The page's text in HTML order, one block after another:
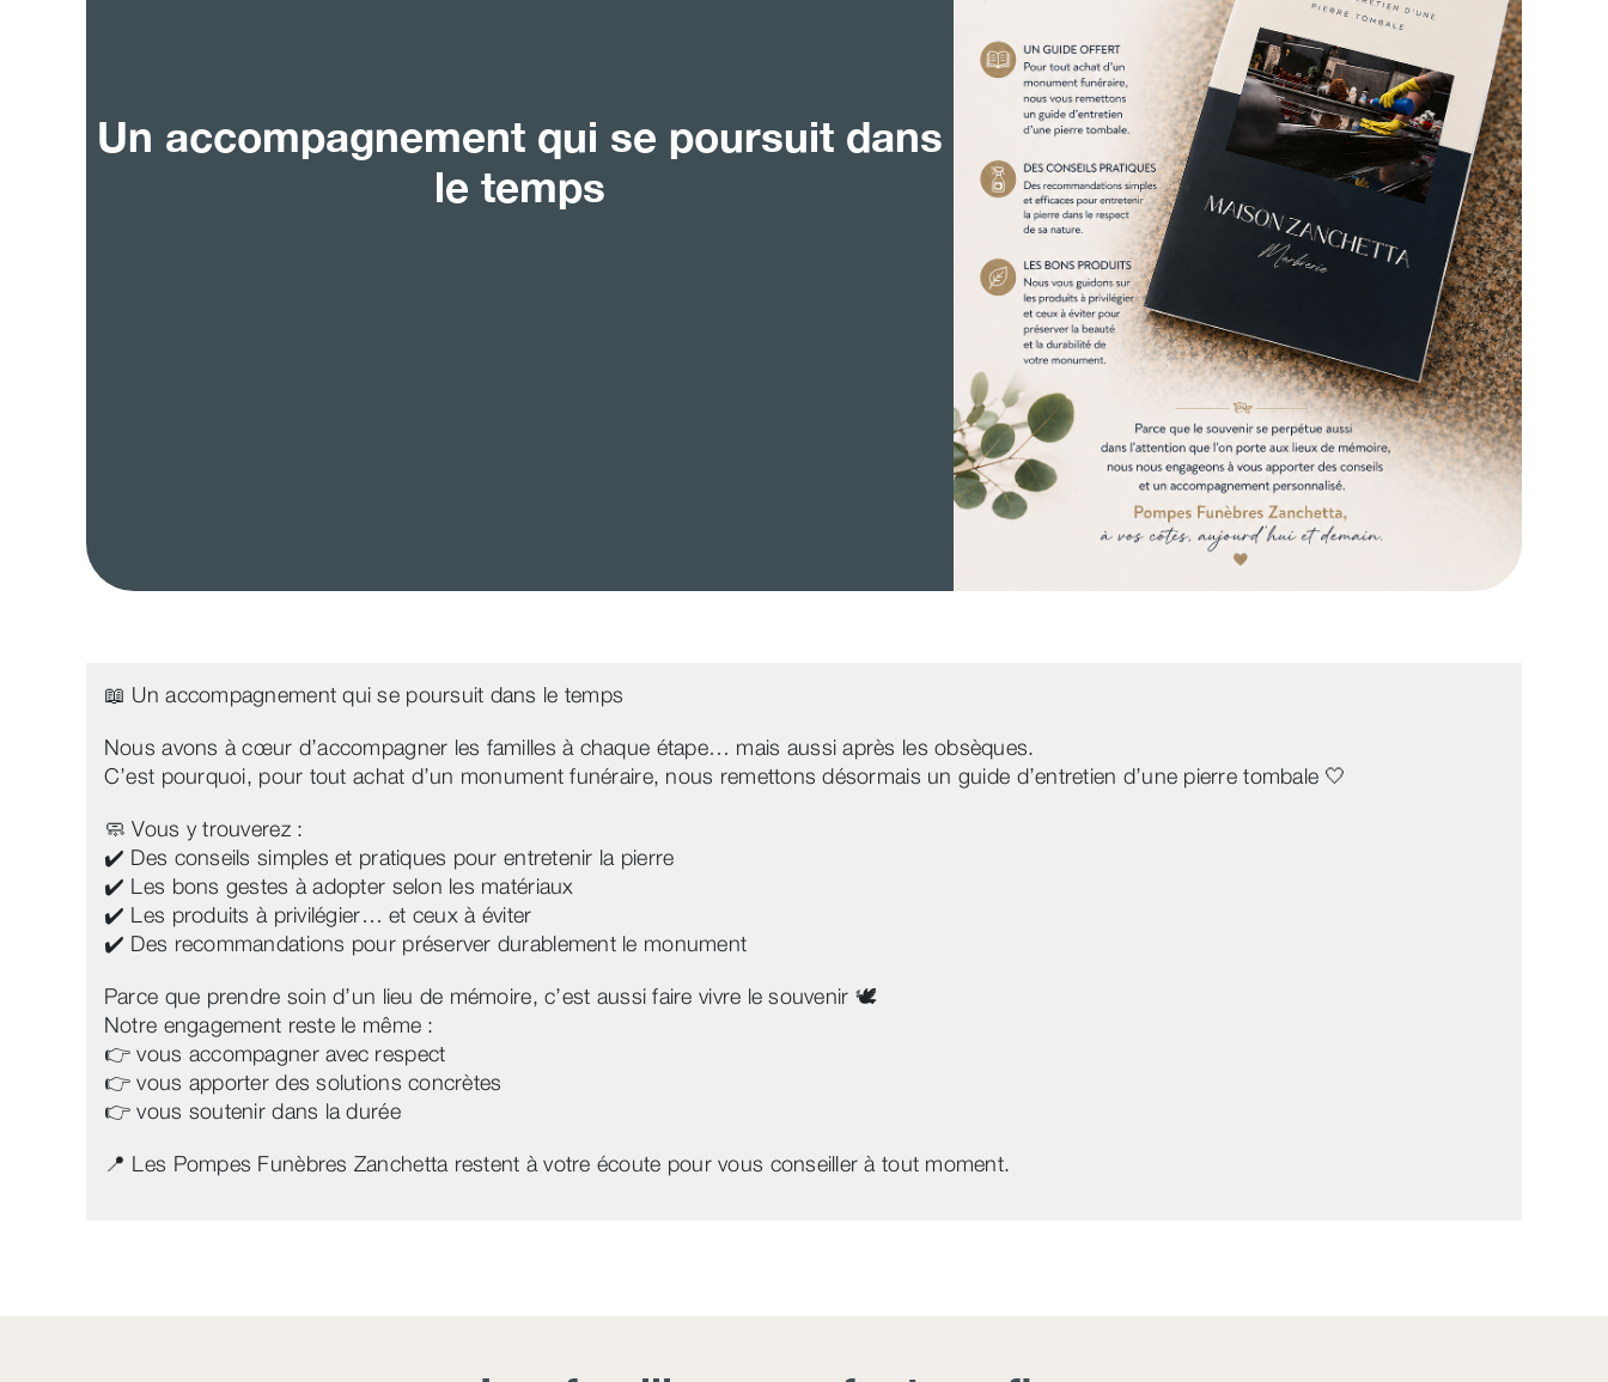
Un accompagnement qui se poursuit dans
le temps
📖 Un accompagnement qui se poursuit dans le temps
Nous avons à cœur d’accompagner les familles à chaque étape… mais aussi après les obsèques.
C’est pourquoi, pour tout achat d’un monument funéraire, nous remettons désormais un guide d’entretien d’une pierre tombale 🤍
🧼 Vous y trouverez :
✔️ Des conseils simples et pratiques pour entretenir la pierre
✔️ Les bons gestes à adopter selon les matériaux
✔️ Les produits à privilégier… et ceux à éviter
✔️ Des recommandations pour préserver durablement le monument
Parce que prendre soin d’un lieu de mémoire, c’est aussi faire vivre le souvenir 🕊️
Notre engagement reste le même :
👉 vous accompagner avec respect
👉 vous apporter des solutions concrètes
👉 vous soutenir dans la durée
📍 Les Pompes Funèbres Zanchetta restent à votre écoute pour vous conseiller à tout moment.